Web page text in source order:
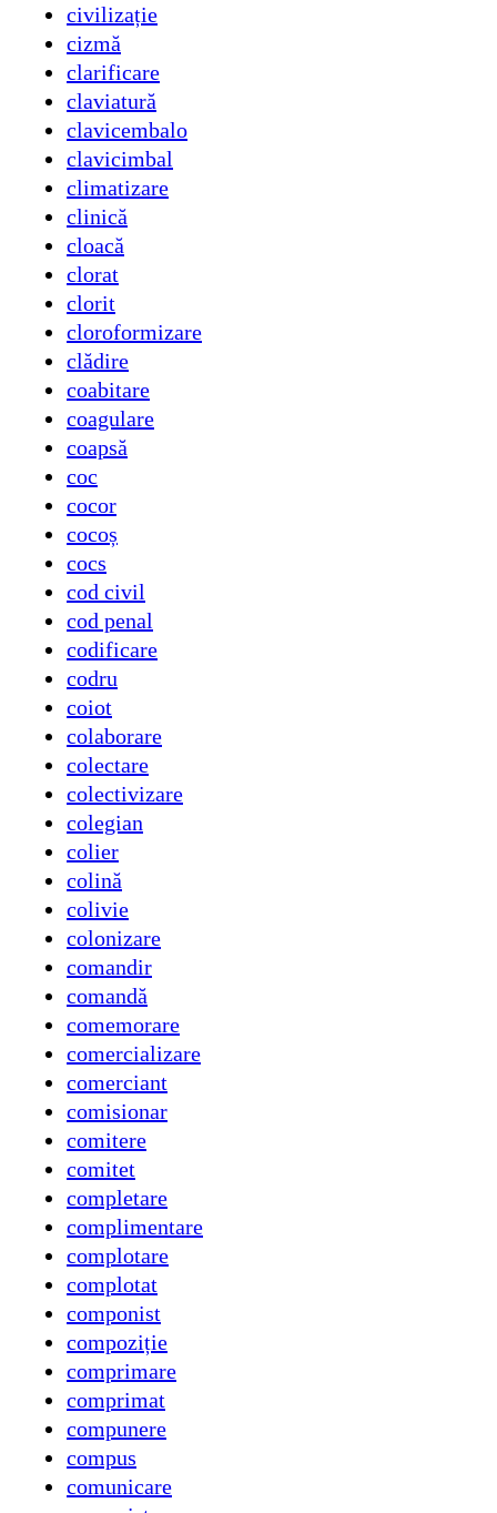
civilizație
cizmă
clarificare
claviatură
clavicembalo
clavicimbal
climatizare
clinică
cloacă
clorat
clorit
cloroformizare
clădire
coabitare
coagulare
coapsă
coc
cocor
cocoș
cocs
cod civil
cod penal
codificare
codru
coiot
colaborare
colectare
colectivizare
colegian
colier
colină
colivie
colonizare
comandir
comandă
comemorare
comercializare
comerciant
comisionar
comitere
comitet
completare
complimentare
complotare
complotat
componist
compoziție
comprimare
comprimat
compunere
compus
comunicare